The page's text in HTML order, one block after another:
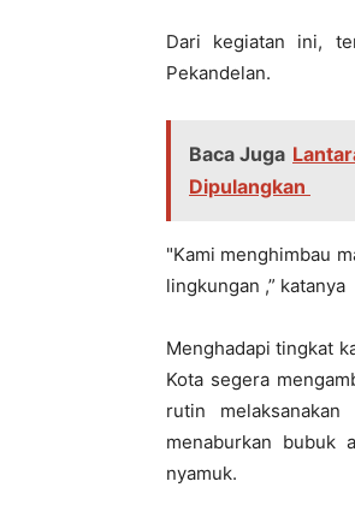
Dari kegiatan ini,
Pekandelan.
Baca Juga
Dipulangkan
"Kami menghimbau
lingkungan ,” katanya
Menghadapi tingkat
Kota segera
rutin
menaburkan bubuk
nyamuk.